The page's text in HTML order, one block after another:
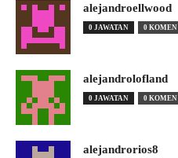
alejandroellwood
0 JAWATAN 0 KOMEN
alejandrolofland
0 JAWATAN 0 KOMEN
alejandrorios8